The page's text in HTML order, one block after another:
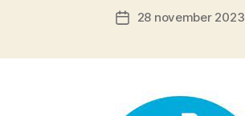
Berichtdatum
28 november 2023